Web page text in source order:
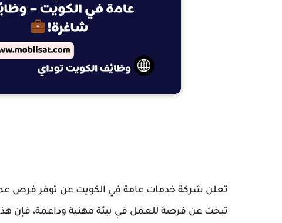
تعلن شركة خدمات عامة في الكويت عن توفر فرص
تبحث عن فرصة للعمل في بيئة مهنية وداعمة، فإن